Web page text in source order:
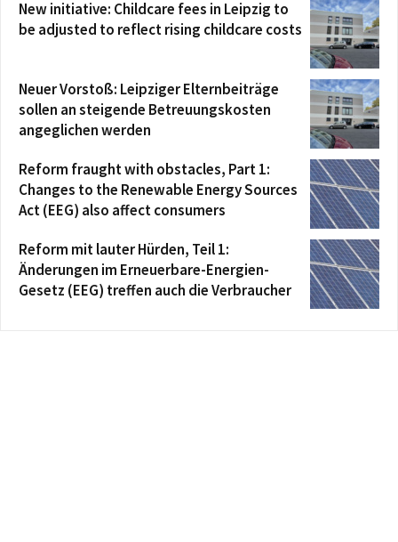
New initiative: Childcare fees in Leipzig to
be adjusted to reflect rising childcare costs
Neuer Vorstoß: Leipziger Elternbeiträge
sollen an steigende Betreuungskosten
angeglichen werden
Reform fraught with obstacles, Part 1:
Changes to the Renewable Energy Sources
Act (EEG) also affect consumers
Reform mit lauter Hürden, Teil 1:
Änderungen im Erneuerbare-Energien-
Gesetz (EEG) treffen auch die Verbraucher